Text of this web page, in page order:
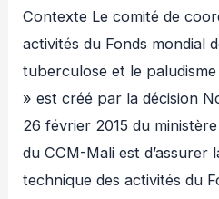
Contexte Le comité de
activités du Fonds mondial
tuberculose et le
» est créé par la décision
26 février 2015 du
du CCM-Mali est d’assurer
technique des activités du